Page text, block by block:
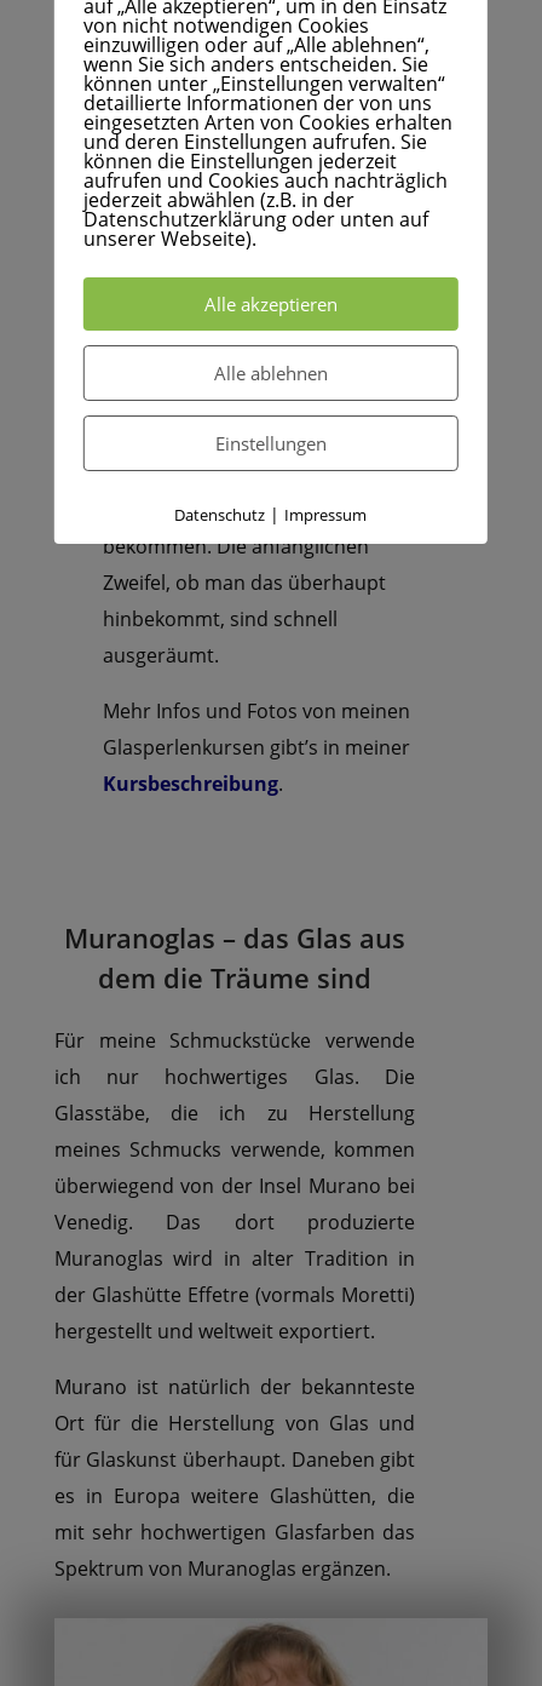
Glasperlenkurse: Wie
Urlaub
Seit mehreren Jahren gebe ich mein
Glasperlen – Know-How in Kursen
weiter. Und das macht allen enorm
Die meisten Teilnehmenden sind
erstaunt, wie viele Glasperlen sie an
einem einzigen Tag gefertigt
bekommen. Die anfänglichen
Zweifel, ob man das überhaupt
hinbekommt, sind schnell
ausgeräumt.
Mehr Infos und Fotos von meinen
Glasperlenkursen gibt’s in meiner
Kursbeschreibung.
Muranoglas – das Glas aus
dem die Träume sind
Für meine Schmuckstücke verwende
ich nur hochwertiges Glas. Die
Glasstäbe, die ich zu Herstellung
meines Schmucks verwende, kommen
überwiegend von der Insel Murano bei
Venedig. Das dort produzierte
Muranoglas wird in alter Tradition in
der Glashütte Effetre (vormals Moretti)
hergestellt und weltweit exportiert.
Murano ist natürlich der bekannteste
Ort für die Herstellung von Glas und
für Glaskunst überhaupt. Daneben gibt
es in Europa weitere Glashütten, die
mit sehr hochwertigen Glasfarben das
Spektrum von Muranoglas ergänzen.
auf „Alle akzeptieren“, um in den Einsatz
von nicht notwendigen Cookies
einzuwilligen oder auf „Alle ablehnen“,
wenn Sie sich anders entscheiden. Sie
können unter „Einstellungen verwalten“
detaillierte Informationen der von uns
eingesetzten Arten von Cookies erhalten
und deren Einstellungen aufrufen. Sie
können die Einstellungen jederzeit
aufrufen und Cookies auch nachträglich
jederzeit abwählen (z.B. in der
Datenschutzerklärung oder unten auf
unserer Webseite).
Alle akzeptieren
Alle ablehnen
Einstellungen
Datenschutz | Impressum